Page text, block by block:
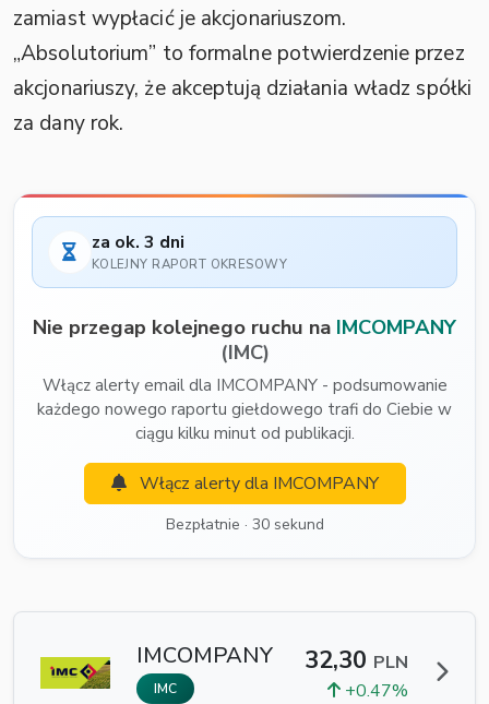
zamiast wypłacić je akcjonariuszom.
„Absolutorium” to formalne potwierdzenie przez
akcjonariuszy, że akceptują działania władz spółki
za dany rok.
za ok. 3 dni
KOLEJNY RAPORT OKRESOWY
Nie przegap kolejnego ruchu na IMCOMPANY
(IMC)
Włącz alerty email dla IMCOMPANY - podsumowanie
każdego nowego raportu giełdowego trafi do Ciebie w
ciągu kilku minut od publikacji.
Włącz alerty dla IMCOMPANY
Bezpłatnie · 30 sekund
IMCOMPANY
IMC
32,30 PLN
+0.47%